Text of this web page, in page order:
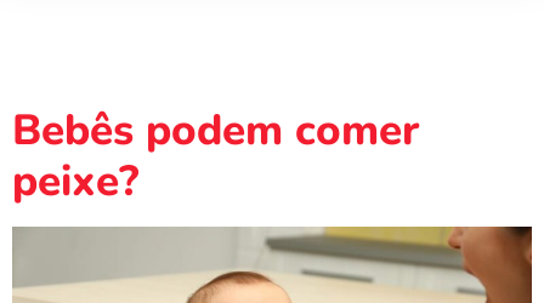
Bebês podem comer
peixe?